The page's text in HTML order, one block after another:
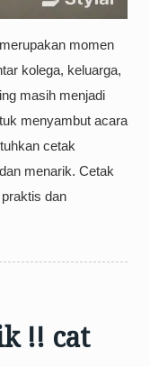
momen
kolega, keluarga,
masih menjadi
menyambut acara
cetak
menarik. Cetak
dan
!! cat